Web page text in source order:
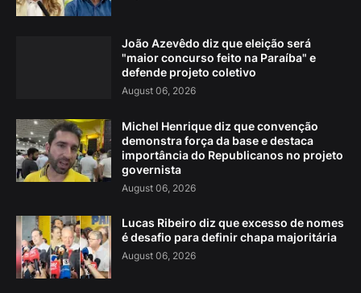
João Azevêdo diz que eleição será
"maior concurso feito na Paraíba" e
defende projeto coletivo
August 06, 2026
Michel Henrique diz que convenção
demonstra força da base e destaca
importância do Republicanos no projeto
governista
August 06, 2026
Lucas Ribeiro diz que excesso de nomes
é desafio para definir chapa majoritária
August 06, 2026